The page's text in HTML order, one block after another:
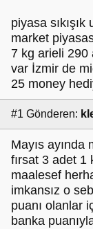
piyasa
market
7 kg arieli 290
var İzmir de
25 money
#1 Gönderen:
Mayıs
fırsat 3 adet 1
maalesef
imkansız o
puanı olanlar
banka